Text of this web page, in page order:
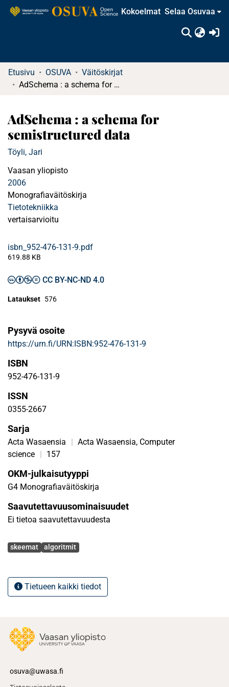
Kokoelmat Selaa Osuvaa
Etusivu OSUVA
Väitöskirjat
AdSchema : a schema for semistructured data
AdSchema : a schema for
semistructured data
Töyli, Jari
Vaasan yliopisto
2006
Monografiaväitöskirja
Tietotekniikka
vertaisarvioitu
isbn_952-476-131-9.pdf
619.88 KB
CC BY-NC-ND 4.0
Lataukset 576
Pysyvä osoite
https://urn.fi/URN:ISBN:952-476-131-9
ISBN
952-476-131-9
ISSN
0355-2667
Sarja
Acta Wasaensia | Acta Wasaensia, Computer
science | 157
OKM-julkaisutyyppi
G4 Monografiaväitöskirja
Saavutettavuusominaisuudet
Ei tietoa saavutettavuudesta
Avainsanat
skeemat algoritmit
Tietueen kaikki tiedot
osuva@uwasa.fi